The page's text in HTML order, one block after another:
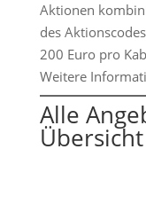
Aktionen
des
200 Euro pro
Weitere
Alle
Übersicht